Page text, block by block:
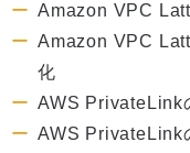
Amazon VPC
Amazon VPC
化
AWS PrivateLink
AWS PrivateLink